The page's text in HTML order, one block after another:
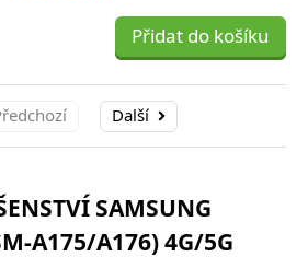
Přidat do košíku
Další
SAMSUNG
A175/A176) 4G/5G